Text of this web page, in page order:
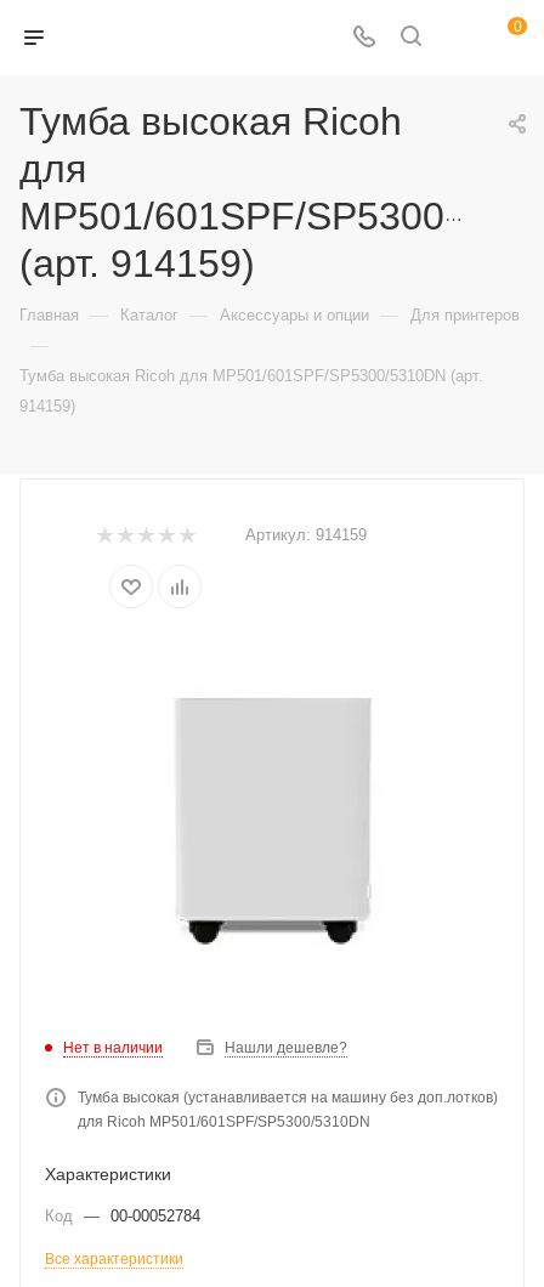
0
Тумба высокая Ricoh
для
MP501/601SPF/SP5300/
(арт. 914159)
Главная — Каталог — Аксессуары и опции — Для принтеров
—
Тумба высокая Ricoh для MP501/601SPF/SP5300/5310DN (арт.
914159)
Артикул: 914159
Нет в наличии Нашли дешевле?
Тумба высокая (устанавливается на машину без доп.лотков)
для Ricoh MP501/601SPF/SP5300/5310DN
Характеристики
Код — 00-00052784
Все характеристики